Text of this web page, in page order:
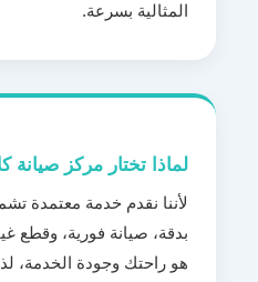
المثالية بسرعة.
لماذا تختار مركز صيانة
لأننا نقدم خدمة معتمدة
بدقة، صيانة فورية، وقطع
هو راحتك وجودة الخدمة،